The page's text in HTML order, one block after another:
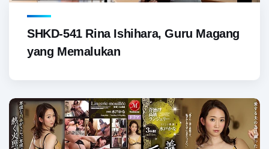
SHKD-541 Rina Ishihara, Guru Magang
yang Memalukan